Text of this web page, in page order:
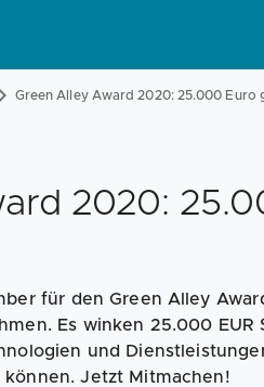
Green Alley Award 2020: 25.000 Euro
2020:
für den Green Alley
Es winken 25.000 EUR
und
können. Jetzt Mitmachen!